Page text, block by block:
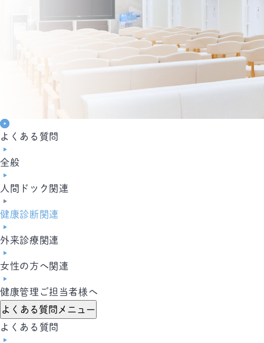
よくある質問
全般
人間ドック関連
健康診断関連
外来診療関連
女性の方へ関連
健康管理ご担当者様へ
よくある質問メニュー
よくある質問